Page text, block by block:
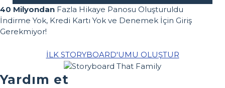
40 Milyondan Fazla Hikaye Panosu Oluşturuldu
İndirme Yok, Kredi Kartı Yok ve Denemek İçin Giriş
Gerekmiyor!
İLK STORYBOARD'UMU OLUŞTUR
Yardım et